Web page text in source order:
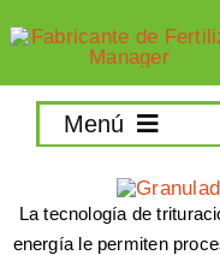
al
contenido
Menú
Decisión
La tecnología de
energía le permiten